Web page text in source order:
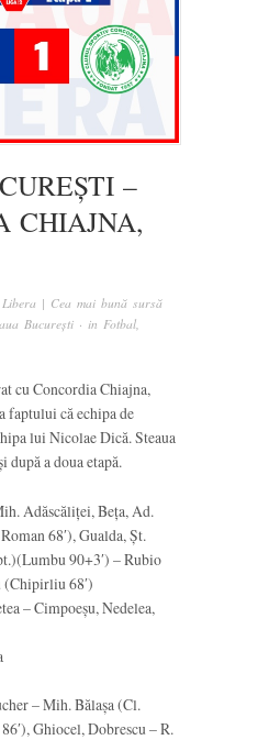
–
CHIAJNA,
Libera | Cea mai bună sursă
București · in Fotbal,
cu Concordia Chiajna,
faptului că echipa de
lui Nicolae Dică. Steaua
după a doua etapă.
Adăscăliței, Beța, Ad.
68′), Gualda, Șt.
90+3′) – Rubio
(Chipirliu 68′)
– Cimpoeșu, Nedelea,
– Mih. Bălașa (Cl.
Ghiocel, Dobrescu – R.